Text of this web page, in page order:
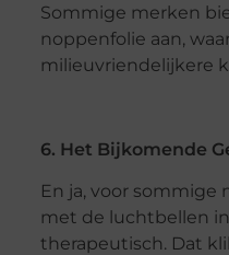
Sommige merken
noppenfolie aan,
milieuvriendelijkere
6. Het Bijkomende
En ja, voor sommige
met de luchtbellen
therapeutisch. Dat